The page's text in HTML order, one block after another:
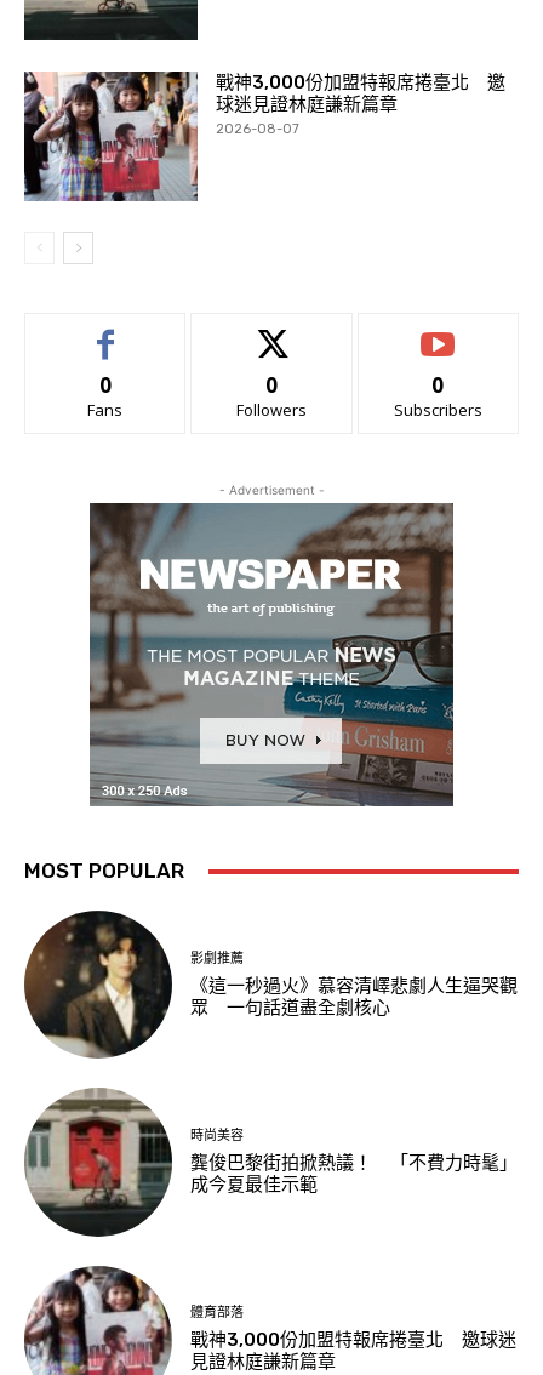
戰神3,000份加盟特報席捲臺北 邀
球迷見證林庭謙新篇章
2026-08-07
0
Fans
0
Followers
0
Subscribers
- Advertisement -
MOST POPULAR
影劇推薦
《這一秒過火》慕容清嶧悲劇人生逼哭觀
眾 一句話道盡全劇核心
時尚美容
龔俊巴黎街拍掀熱議！ 「不費力時髦」
成今夏最佳示範
體育部落
戰神3,000份加盟特報席捲臺北 邀球迷
見證林庭謙新篇章